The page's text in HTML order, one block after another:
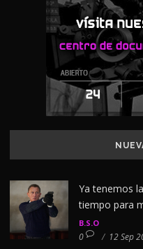
Ya tenemos
tiempo para
B.S.O
0 / 12 Sep